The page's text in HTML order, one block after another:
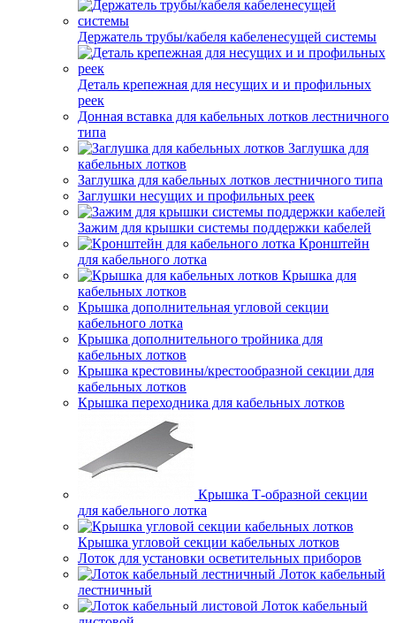
Держатель трубы/кабеля кабеленесущей системы
Деталь крепежная для несущих и и профильных
реек
Донная вставка для кабельных лотков лестничного
типа
Заглушка для
кабельных лотков
Заглушка для кабельных лотков лестничного типа
Заглушки несущих и профильных реек
Зажим для крышки системы поддержки кабелей
Кронштейн
для кабельного лотка
Крышка для
кабельных лотков
Крышка дополнительная угловой секции
кабельного лотка
Крышка дополнительного тройника для
кабельных лотков
Крышка крестовины/крестообразной секции для
кабельных лотков
Крышка переходника для кабельных лотков
Крышка Т-образной секции
для кабельного лотка
Крышка угловой секции кабельных лотков
Лоток для установки осветительных приборов
Лоток кабельный
лестничный
Лоток кабельный